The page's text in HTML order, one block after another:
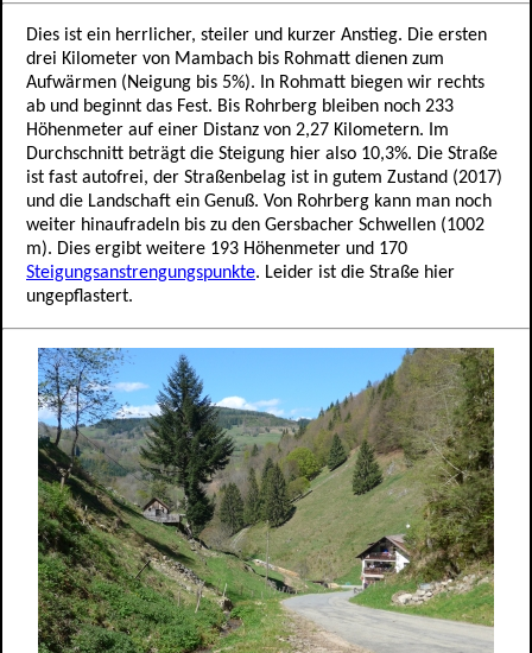
Dies ist ein herrlicher, steiler und kurzer Anstieg. Die ersten
drei Kilometer von Mambach bis Rohmatt dienen zum
Aufwärmen (Neigung bis 5%). In Rohmatt biegen wir rechts
ab und beginnt das Fest. Bis Rohrberg bleiben noch 233
Höhenmeter auf einer Distanz von 2,27 Kilometern. Im
Durchschnitt beträgt die Steigung hier also 10,3%. Die Straße
ist fast autofrei, der Straßenbelag ist in gutem Zustand (2017)
und die Landschaft ein Genuß. Von Rohrberg kann man noch
weiter hinaufradeln bis zu den Gersbacher Schwellen (1002
m). Dies ergibt weitere 193 Höhenmeter und 170
Steigungsanstrengungspunkte. Leider ist die Straße hier
ungepflastert.